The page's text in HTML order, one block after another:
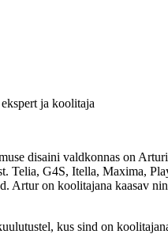
ja koolitaja
disaini valdkonnas on
Telia, G4S, Itella, Maxima,
Artur on koolitajana kaasav
kus sind on